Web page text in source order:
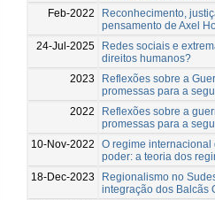
Feb-2022
Reconhecimento,
pensamento de Axel
24-Jul-2025
Redes sociais e
direitos humanos?
2023
Reflexões sobre a
promessas para a
2022
Reflexões sobre a
promessas para a
10-Nov-2022
O regime
poder: a teoria dos
18-Dec-2023
Regionalismo no
integração dos Balcãs